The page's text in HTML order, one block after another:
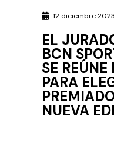
12 diciembre 2023
EL
BCN
SE
PARA
NUEVA